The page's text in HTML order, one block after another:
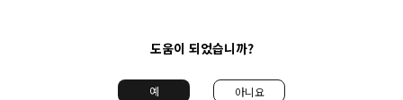
도움이 되었습니까?
예 아니요